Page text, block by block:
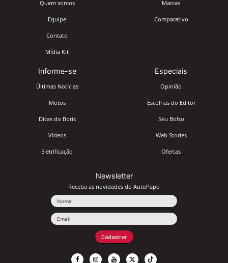
Quem somos
Equipe
Contato
Mídia Kit
Marcas
Comparativo
Informe-se
Últimas Notícias
Motos
Dicas do Boris
Vídeos
Eletrificação
Especiais
Opinião
Escolhas do Editor
Seu Bolso
Web Stories
Ofertas
Newsletter
Receba as novidades do AutoPapo
Cadastrar